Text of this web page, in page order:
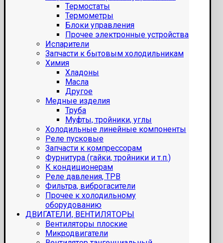
Термостаты
Термометры
Блоки управления
Прочее электронные устройства
Испарители
Запчасти к бытовым холодильникам
Химия
Хладоны
Масла
Другое
Медные изделия
Труба
Муфты, тройники, углы
Холодильные линейные компоненты
Реле пусковые
Запчасти к компрессорам
Фурнитура (гайки, тройники и т.п.)
К кондиционерам
Реле давления, ТРВ
Фильтра, виброгасители
Прочее к холодильному
оборудованию
ДВИГАТЕЛИ, ВЕНТИЛЯТОРЫ
Вентиляторы плоские
Микродвигатели